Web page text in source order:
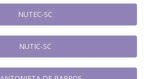
NUTEC-SC
NUTIC-SC